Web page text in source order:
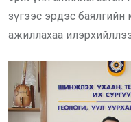
зүгээс эрдэс
ажиллахаа